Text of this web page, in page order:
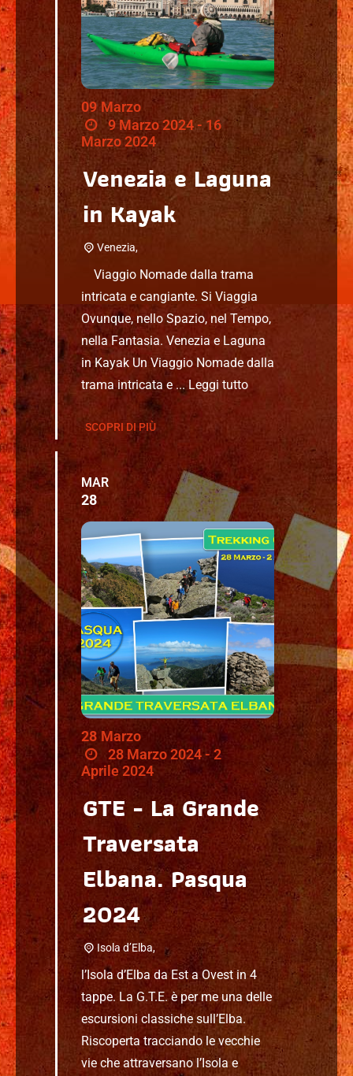
09 Marzo
9 Marzo 2024 - 16
Marzo 2024
Venezia e Laguna
in Kayak
Venezia,
Viaggio Nomade dalla trama
intricata e cangiante. Si Viaggia
Ovunque, nello Spazio, nel Tempo,
nella Fantasia. Venezia e Laguna
in Kayak Un Viaggio Nomade dalla
trama intricata e ...Leggi tutto
SCOPRI DI PIÙ
MAR
28
28 Marzo
28 Marzo 2024 - 2
Aprile 2024
GTE - La Grande
Traversata
Elbana. Pasqua
2024
Isola d’Elba,
l’Isola d’Elba da Est a Ovest in 4
tappe. La G.T.E. è per me una delle
escursioni classiche sull’Elba.
Riscoperta tracciando le vecchie
vie che attraversano l’Isola e